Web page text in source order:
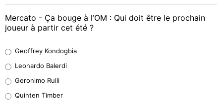
Mercato - Ça bouge à l’OM : Qui doit être le prochain
joueur à partir cet été ?
38%
32%
Geoffrey Kondogbia
Leonardo Balerdi
Geronimo Rulli
Quinten Timber